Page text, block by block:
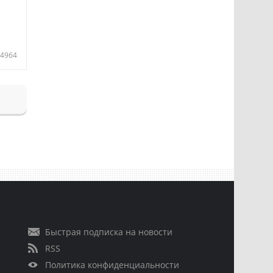
4964
Быстрая подписка на новости
RSS
Политика конфиденциальности